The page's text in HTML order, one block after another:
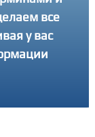
все
у вас